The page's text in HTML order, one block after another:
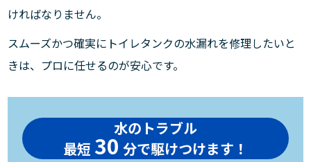
ければなりません。
スムーズかつ確実にトイレタンクの水漏れを修理したいと
きは、プロに任せるのが安心です。
水のトラブル
最短 30分で駆けつけます！